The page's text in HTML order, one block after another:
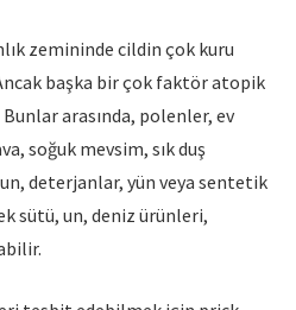
zemininde cildin çok kuru
başka bir çok faktör atopik
arasında, polenler, ev
soğuk mevsim, sık duş
deterjanlar, yün veya sentetik
sütü, un, deniz ürünleri,